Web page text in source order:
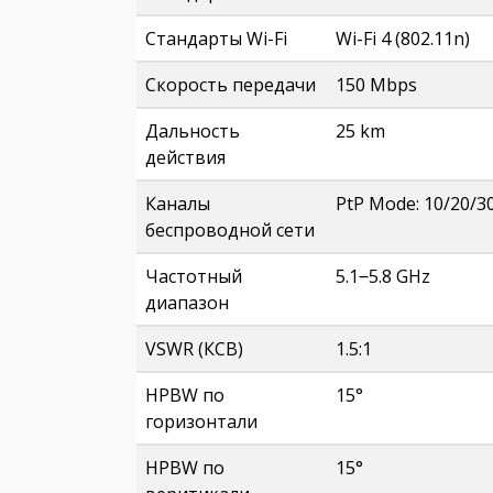
Стандарты Wi-Fi
Wi-Fi 4 (802.11n)
Скорость передачи
150 Mbps
Дальность
действия
25 km
Каналы
беспроводной сети
PtP Mode: 10/20/
Частотный
диапазон
5.1‒5.8 GHz
VSWR (КСВ)
1.5:1
HPBW по
горизонтали
15°
HPBW по
15°